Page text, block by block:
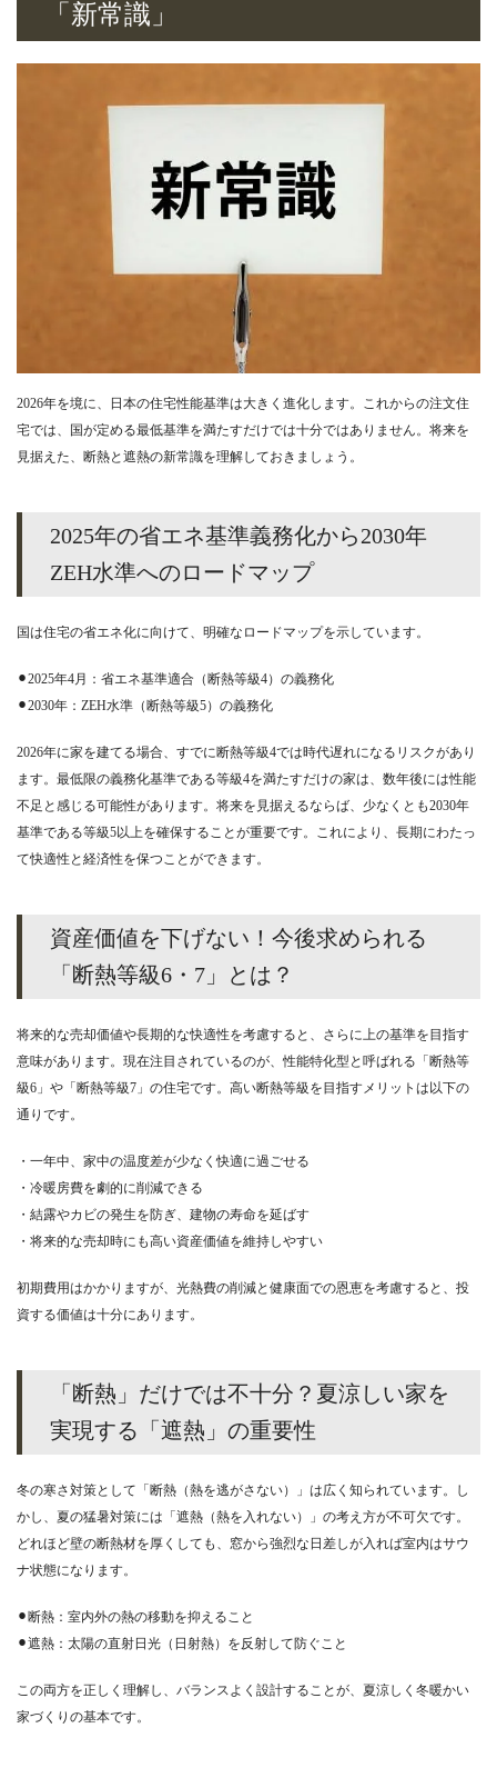
「新常識」
2026年を境に、日本の住宅性能基準は大きく進化します。これからの注文住
宅では、国が定める最低基準を満たすだけでは十分ではありません。将来を
見据えた、断熱と遮熱の新常識を理解しておきましょう。
2025年の省エネ基準義務化から2030年
ZEH水準へのロードマップ
国は住宅の省エネ化に向けて、明確なロードマップを示しています。
⚫︎2025年4月：省エネ基準適合（断熱等級4）の義務化
⚫︎2030年：ZEH水準（断熱等級5）の義務化
2026年に家を建てる場合、すでに断熱等級4では時代遅れになるリスクがあり
ます。最低限の義務化基準である等級4を満たすだけの家は、数年後には性能
不足と感じる可能性があります。将来を見据えるならば、少なくとも2030年
基準である等級5以上を確保することが重要です。これにより、長期にわたっ
て快適性と経済性を保つことができます。
資産価値を下げない！今後求められる
「断熱等級6・7」とは？
将来的な売却価値や長期的な快適性を考慮すると、さらに上の基準を目指す
意味があります。現在注目されているのが、性能特化型と呼ばれる「断熱等
級6」や「断熱等級7」の住宅です。高い断熱等級を目指すメリットは以下の
通りです。
・一年中、家中の温度差が少なく快適に過ごせる
・冷暖房費を劇的に削減できる
・結露やカビの発生を防ぎ、建物の寿命を延ばす
・将来的な売却時にも高い資産価値を維持しやすい
初期費用はかかりますが、光熱費の削減と健康面での恩恵を考慮すると、投
資する価値は十分にあります。
「断熱」だけでは不十分？夏涼しい家を
実現する「遮熱」の重要性
冬の寒さ対策として「断熱（熱を逃がさない）」は広く知られています。し
かし、夏の猛暑対策には「遮熱（熱を入れない）」の考え方が不可欠です。
どれほど壁の断熱材を厚くしても、窓から強烈な日差しが入れば室内はサウ
ナ状態になります。
⚫︎断熱：室内外の熱の移動を抑えること
⚫︎遮熱：太陽の直射日光（日射熱）を反射して防ぐこと
この両方を正しく理解し、バランスよく設計することが、夏涼しく冬暖かい
家づくりの基本です。